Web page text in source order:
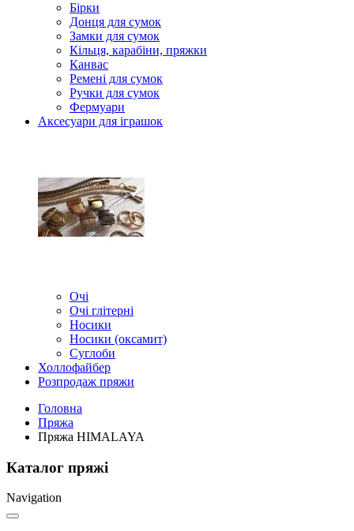
Бірки
Донця для сумок
Замки для сумок
Кільця, карабіни, пряжки
Канвас
Ремені для сумок
Ручки для сумок
Фермуари
Аксесуари для іграшок
Очі
Очі глітерні
Носики
Носики (оксамит)
Суглоби
Холлофайбер
Розпродаж пряжи
Головна
Пряжа
Пряжа HIMALAYA
Каталог пряжі
Navigation